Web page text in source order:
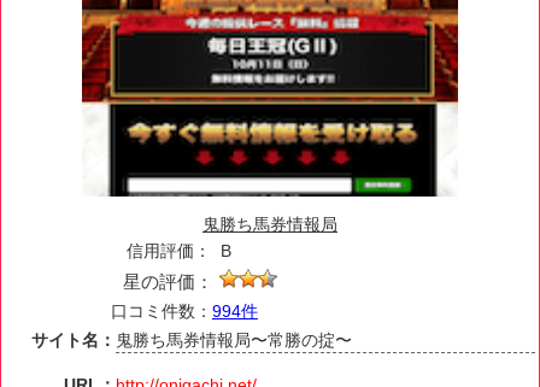
鬼勝ち馬券情報局
信用評価：
B
星の評価：
口コミ件数： 994件
サイト名： 鬼勝ち馬券情報局〜常勝の掟〜